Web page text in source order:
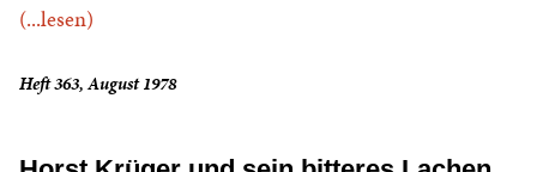
(...lesen)
Heft 363, August 1978